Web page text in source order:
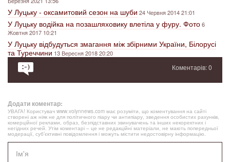
У Луцьку - оксамитовий сезон на шуби 24 Червня 2014 21:01
У Луцьку водійка на позашляховику влетіла у фуру. Фото6
Жовтня 2017 10:21
У Луцьку відбудуться змагання між збірними України, Білорусі
та Туреччини 13 Вересня 2018 20:20
Коментарів: 0
Додати коментар:
УВАГА! Користувач www.volynnews.com має розуміти, що коментування на сайті
створені аж ніяк не для політичного піару чи антипіару, зведення особистих рахунків,
комерційної реклами, образ, безпідставних звинувачень та інших некоректних і
негідних речей. Утім коментарі – це не редакційні матеріали, не мають попередньої
модерації, суб’єктивні повідомлення і можуть містити недостовірну інформацію.